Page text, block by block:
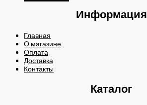
Информация
Главная
О магазине
Оплата
Доставка
Контакты
Каталог